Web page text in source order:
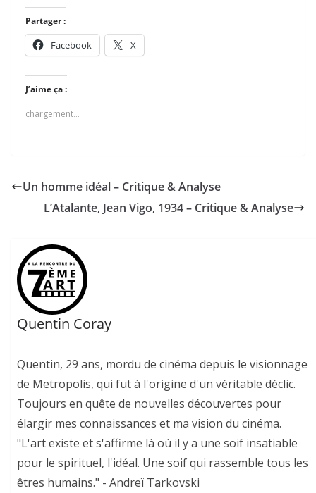
Partager :
Facebook X
J’aime ça :
chargement…
Un homme idéal – Critique & Analyse
L’Atalante, Jean Vigo, 1934 – Critique & Analyse
Quentin Coray
Quentin, 29 ans, mordu de cinéma depuis le visionnage
de Metropolis, qui fut à l'origine d'un véritable déclic.
Toujours en quête de nouvelles découvertes pour
élargir mes connaissances et ma vision du cinéma.
"L'art existe et s'affirme là où il y a une soif insatiable
pour le spirituel, l'idéal. Une soif qui rassemble tous les
êtres humains." - Andreï Tarkovski